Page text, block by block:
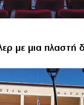
με μια πλαστή